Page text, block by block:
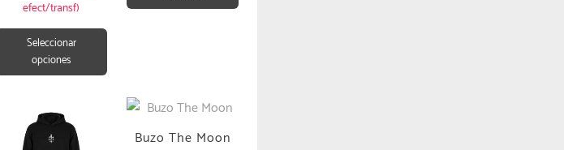
efect/transf)
Seleccionar
opciones
Buzo The Moon